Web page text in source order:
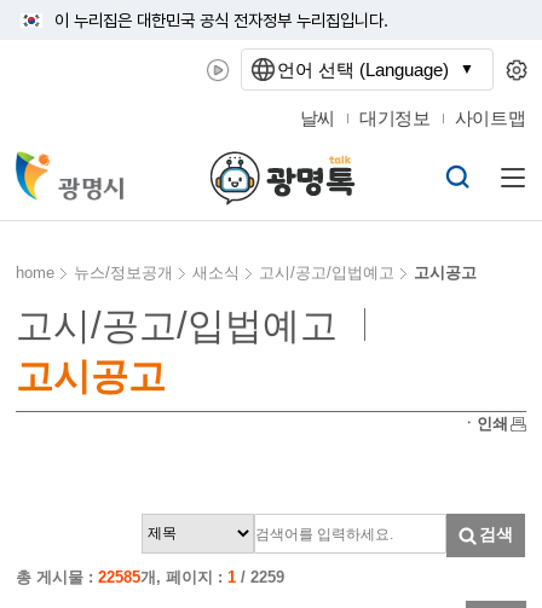
이 누리집은 대한민국 공식 전자정부 누리집입니다.
날씨 대기정보 사이트맵
home 뉴스/정보공개 새소식 고시/공고/입법예고 고시공고
고시/공고/입법예고
고시공고
ㆍ인쇄
검색
총 게시물 :22585개, 페이지 :1 / 2259
언어 선택 (Language)